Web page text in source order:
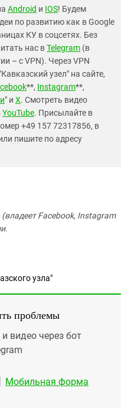
Android и IOS! Будем
по развитию как в Google
КУ в соцсетях. Без
нас вTelegram (в
– с VPN). Через VPN
узел" на сайте,
**, Instagram**,
" и X. Смотреть видео
YouTube. Присылайте в
+49 157 72317856, в
пишите по адресу
Facebook, Instagram
узла"
проблемы
видео через бот
Мобильная форма